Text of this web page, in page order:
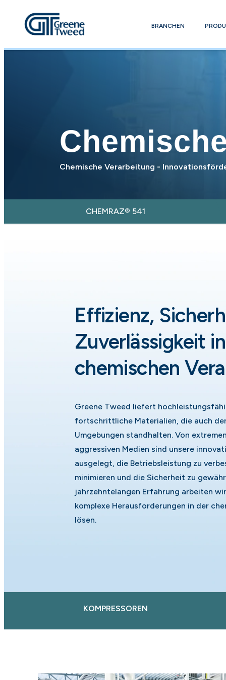
BRANCHEN
Chemische Verarbeitung -
CHEMRAZ® 541
Effizienz,
Zuverlässigkeit
chemischen
Greene Tweed liefert
fortschrittliche Materialien, die auch
Umgebungen standhalten. Von
aggressiven Medien sind unsere
ausgelegt, die Betriebsleistung zu
minimieren und die Sicherheit zu
jahrzehntelangen Erfahrung arbeiten
komplexe Herausforderungen in der
lösen.
KOMPRESSOREN